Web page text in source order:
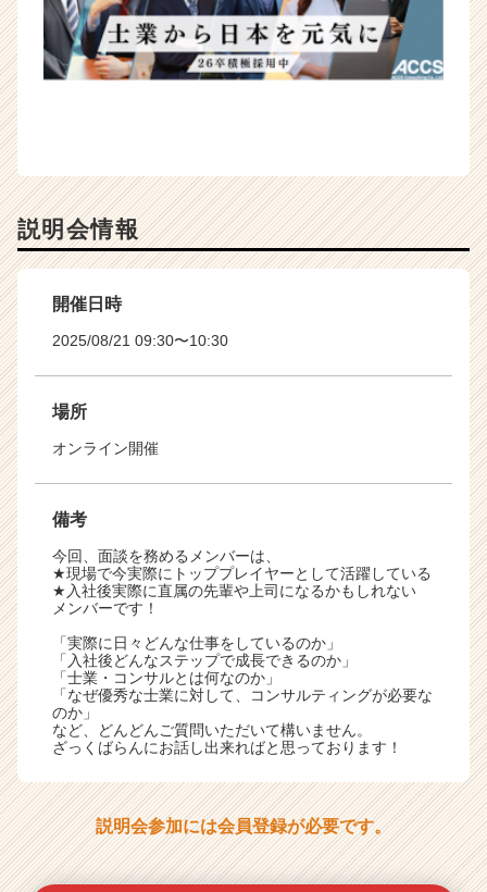
説明会情報
開催日時
2025/08/21 09:30〜10:30
場所
オンライン開催
備考
今回、面談を務めるメンバーは、
★現場で今実際にトッププレイヤーとして活躍している
★入社後実際に直属の先輩や上司になるかもしれない
メンバーです！
「実際に日々どんな仕事をしているのか」
「入社後どんなステップで成長できるのか」
「士業・コンサルとは何なのか」
「なぜ優秀な士業に対して、コンサルティングが必要な
のか」
など、どんどんご質問いただいて構いません。
ざっくばらんにお話し出来ればと思っております！
説明会参加には会員登録が必要です。